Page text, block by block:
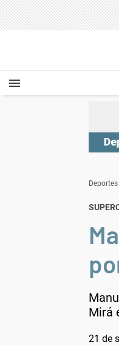
Deportes
Mirá
21 de